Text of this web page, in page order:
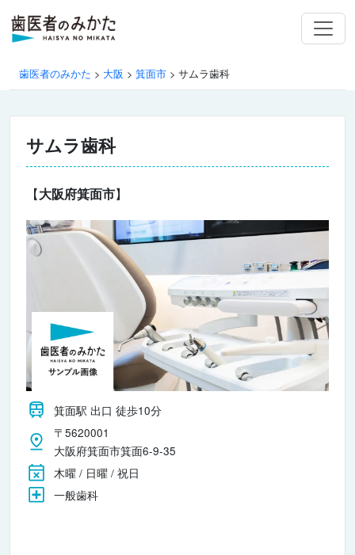
歯医者のみかた > 大阪 > 箕面市 > サムラ歯科
サムラ歯科
【大阪府箕面市】
箕面駅 出口 徒歩10分
〒5620001
大阪府箕面市箕面6-9-35
木曜 / 日曜 / 祝日
一般歯科